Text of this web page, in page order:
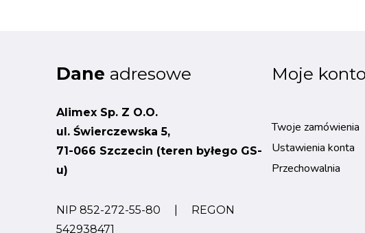
Dane adresowe
Alimex Sp. Z O.O.
ul. Świerczewska 5,
71-066 Szczecin (teren byłego GS-
u)
NIP 852-272-55-80 | REGON
542938471
Moje konto
Twoje zamówienia
Ustawienia konta
Przechowalnia